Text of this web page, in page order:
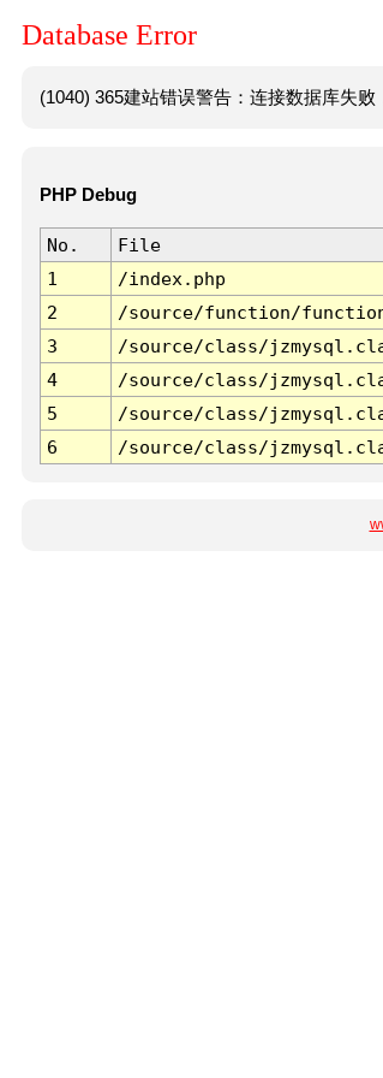
Database Error
(1040) 365建站错误警告：连接数据库失
PHP Debug
No. File
1
/index.php
2
/source/function/
3
/source/class/
4
/source/class/
5
/source/class/
6
/source/class/